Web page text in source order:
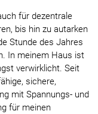
für dezentrale
bis hin zu autarken
Stunde des Jahres
In meinem Haus ist
verwirklicht. Seit
sichere,
mit Spannungs- und
für meinen